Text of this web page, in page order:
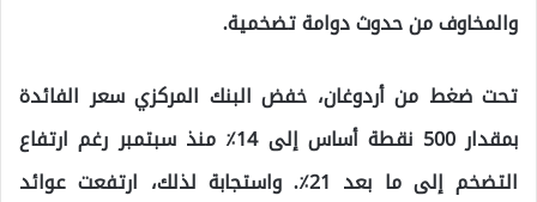
والمخاوف من حدوث دوامة تضخمية.
تحت ضغط من أردوغان، خفض البنك المركزي سعر الفائدة
بمقدار 500 نقطة أساس إلى 14٪ منذ سبتمبر رغم ارتفاع
التضخم إلى ما بعد 21٪. واستجابة لذلك، ارتفعت عوائد